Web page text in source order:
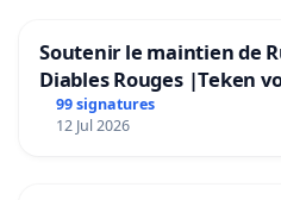
Soutenir le maintien de
Diables Rouges |Teken
Rudi Garcia als bondscoach
99 signatures
12 Jul 2026